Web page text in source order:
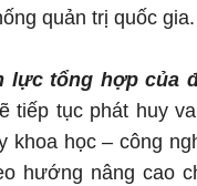
quản trị quốc gia.
lực tổng hợp của
tiếp tục phát huy
khoa học – công
hướng nâng cao